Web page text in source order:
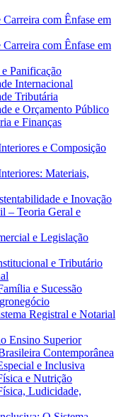
com Ênfase em
com Ênfase em
Panificação
Internacional
Tributária
e Orçamento Público
e Finanças
e Composição
Materiais,
e Inovação
– Teoria Geral e
e Legislação
e Tributário
e Sucessão
Registral e Notarial
Ensino Superior
Contemporânea
e Inclusiva
e Nutrição
Ludicidade,